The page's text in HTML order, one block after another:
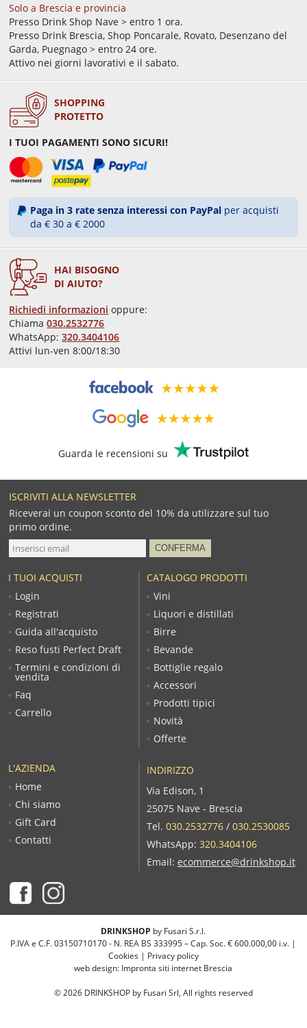
Solo a Brescia e provincia
Presso Drink Shop Nave > entro 1 ora.
Presso Drink Brescia, Shop Poncarale, Rovato, Desenzano del
Garda, Puegnago > entro 24 ore.
Attivo nei giorni lavorativi e il sabato.
SHOPPING
PROTETTO
I TUOI PAGAMENTI SONO SICURI!
Paga in 3 rate senza interessi con PayPal per acquisti
da € 30 a € 2000
HAI BISOGNO
DI AIUTO?
Richiedi informazioni oppure:
Chiama030.2532776
WhatsApp:320.3404106
Attivi lun-ven 8:00/18:30
Guarda le recensioni su
ISCRIVITI ALLA NEWSLETTER
Riceverai un coupon sconto del 10% da utilizzare sul tuo
primo ordine.
L'AZIENDA
Home
Chi siamo
Gift Card
Contatti
CATALOGO PRODOTTI
Vini
Liquori e distillati
Birre
Bevande
Bottiglie regalo
Accessori
Prodotti tipici
Novità
Offerte
I TUOI ACQUISTI
Login
Registrati
Guida all'acquisto
Reso fusti Perfect Draft
Termini e condizioni di
vendita
Faq
Carrello
INDIRIZZO
Via Edison, 1
25075 Nave - Brescia
Tel. 030.2532776/ 030.2530085
WhatsApp: 320.3404106
Email: ecommerce@drinkshop.it
DRINKSHOP by Fusari S.r.l.
P.IVA e C.F. 03150710170 - N. REA BS 333995 – Cap. Soc. € 600.000,00 i.v. |
Cookies| Privacy policy
web design: Impronta siti internet Brescia
©2026 DRINKSHOP by Fusari Srl, All rights reserved